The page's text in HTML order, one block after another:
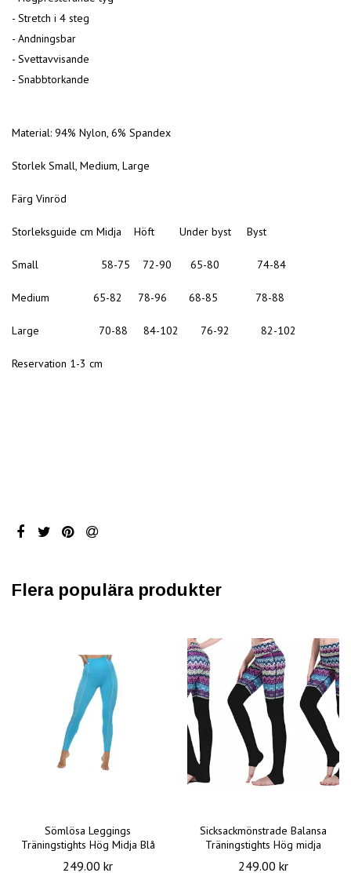
- Stretch i 4 steg
- Andningsbar
- Svettavvisande
- Snabbtorkande
Material: 94% Nylon, 6% Spandex
Storlek Small, Medium, Large
Färg Vinröd
Storleksguide cm Midja Höft Under byst Byst
Small 58-75 72-90 65-80 74-84
Medium 65-82 78-96 68-85 78-88
Large 70-88 84-102 76-92 82-102
Reservation 1-3 cm
Flera populära produkter
Sömlösa Leggings
Träningstights Hög Midja Blå
249.00 kr
Sicksackmönstrade Balansa
Träningstights Hög midja
249.00 kr